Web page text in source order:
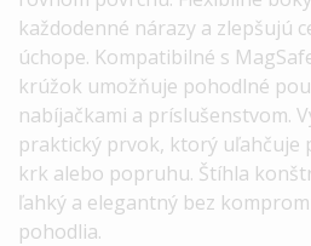
každodenné nárazy a zlepšujú
úchope. Kompatibilné s
krúžok umožňuje pohodlné
nabíjačkami a príslušenstvom.
praktický prvok, ktorý uľahčuje
krk alebo popruhu. Štíhla
ľahký a elegantný bez
pohodlia.